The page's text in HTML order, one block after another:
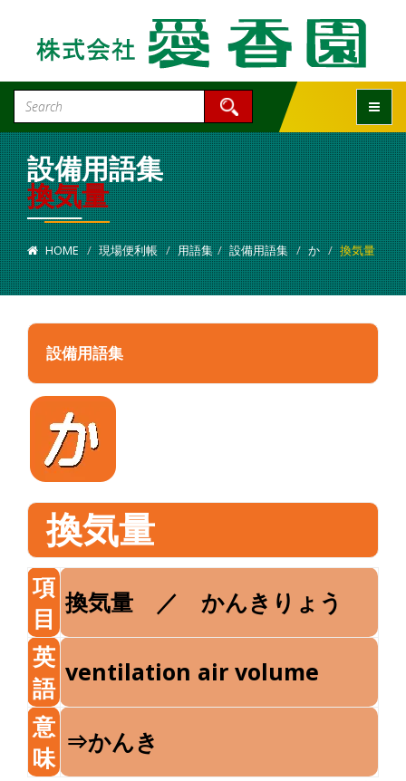
設備用語集
換気量
HOME 現場便利帳 用語集 設備用語集 か 換気量
設備用語集
換気量
項
目
換気量 ／ かんきりょう
英
語
ventilation air volume
意
味
⇒かんき